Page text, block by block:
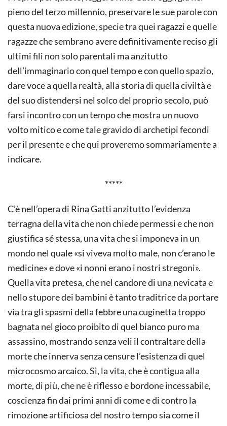
pieno del terzo millennio, preservare le sue parole con
questa nuova edizione, specie tra quei ragazzi e quelle
ragazze che sembrano avere definitivamente reciso gli
ultimi fili non solo parentali ma anzitutto
dell’immaginario con quel tempo e con quello spazio,
dare voce a quella realtà, alla storia di quella civiltà e
del suo distendersi nel solco del proprio secolo, può
farsi incontro con un tempo che mostra un nuovo
volto mitico e come tale gravido di archetipi fecondi
per il presente e che qui proveremo sommariamente a
indicare.
*****
C’è nell’opera di Rina Gatti anzitutto l’evidenza
terragna della vita che non chiede permessi e che non
giustifica sé stessa, una vita che si imponeva in un
mondo nel quale «si viveva molto male, non c’erano le
medicine» e dove «i nonni erano i nostri stregoni».
Quella vita pretesa, che nel candore di una nevicata e
nello stupore dei bambini è tanto traditrice da portare
via tra gli spasmi della febbre una cuginetta troppo
bagnata nel gioco proibito di quel bianco puro ma
assassino, mostrando senza veli il contraltare della
morte che innerva senza censure l’esistenza di quel
microcosmo arcaico. Sì, la vita, che è contigua alla
morte, di più, che ne è riflesso e bordone incessabile,
coscienza fin dai primi anni di come e di contro la
rimozione artificiosa del nostro tempo sia come il